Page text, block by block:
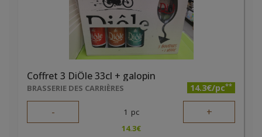
Coffret 3 DiÔle 33cl + galopin
BRASSERIE DES CARRIÈRES 14.3€/pc**
- 1 pc +
14.3€